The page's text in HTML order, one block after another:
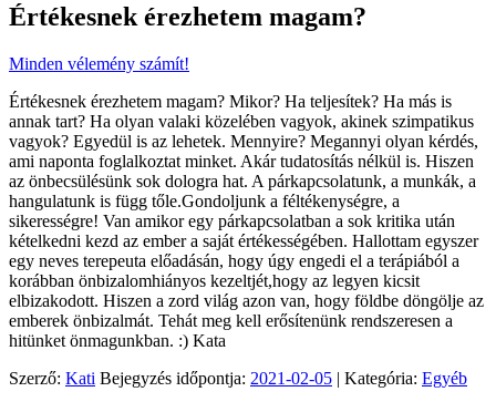
Értékesnek érezhetem magam?
Minden vélemény számít!
Értékesnek érezhetem magam? Mikor? Ha teljesítek? Ha más is
annak tart? Ha olyan valaki közelében vagyok, akinek szimpatikus
vagyok? Egyedül is az lehetek. Mennyire? Megannyi olyan kérdés,
ami naponta foglalkoztat minket. Akár tudatosítás nélkül is. Hiszen
az önbecsülésünk sok dologra hat. A párkapcsolatunk, a munkák, a
hangulatunk is függ tőle.Gondoljunk a féltékenységre, a
sikerességre! Van amikor egy párkapcsolatban a sok kritika után
kételkedni kezd az ember a saját értékességében. Hallottam egyszer
egy neves terepeuta előadásán, hogy úgy engedi el a terápiából a
korábban önbizalomhiányos kezeltjét,hogy az legyen kicsit
elbizakodott. Hiszen a zord világ azon van, hogy földbe döngölje az
emberek önbizalmát. Tehát meg kell erősítenünk rendszeresen a
hitünket önmagunkban. :) Kata
Szerző: Kati Bejegyzés időpontja: 2021-02-05 | Kategória: Egyéb